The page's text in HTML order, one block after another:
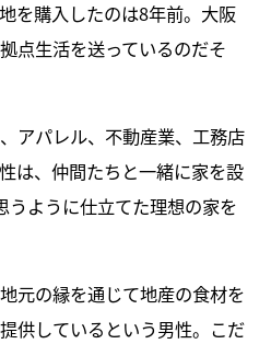
を購入したのは8年前。大阪
点生活を送っているのだそ
アパレル、不動産業、工務店
は、仲間たちと一緒に家を設
うように仕立てた理想の家を
元の縁を通じて地産の食材を
供しているという男性。こだ